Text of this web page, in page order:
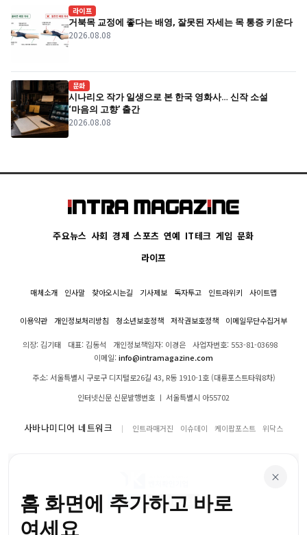
라이프
거북목 교정에 좋다는 배영, 잘못된 자세는 목 통증 키운다
2026.08.08
문화
시나리오 작가 일생으로 본 한국 영화사… 신작 소설
‘마음의 고향’ 출간
2026.08.08
주요뉴스 사회 경제 스포츠 연예 IT테크 게임 문화
라이프
매체소개 인사말 찾아오시는길 기사제보 독자투고 인트라위키 사이트맵
이용약관 개인정보처리방침 청소년보호정책 저작권보호정책 이메일무단수집거부
의장: 김기태 대표: 김동석 개인정보책임자: 이경은
사업자번호: 553-81-03698
이메일:info@intramagazine.com
주소: 서울특별시 구로구 디지털로26길 43, R동 1910-1호 (대륭포스트타워8차)
인터넷신문 신문발행번호 ㅣ 서울특별시 아55702
사바나미디어 네트워크 인트라매거진 이슈데이 케이팝포스트 위닥스
×
홈 화면에 추가하고 바로
여세요